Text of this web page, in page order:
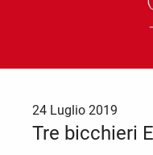
24 Luglio 2019
Tre bicchieri